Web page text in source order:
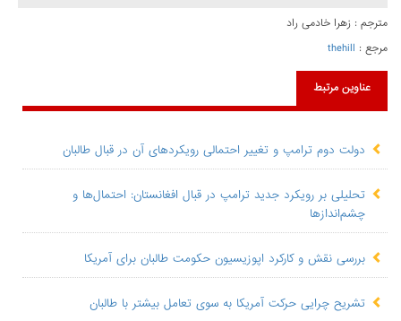
مترجم : زهرا خادمی راد
مرجع : thehill
عناوین مرتبط
دولت دوم ترامپ و تغییر احتمالی رویکردهای آن در قبال طالبان
تحلیلی بر رویکرد جدید ترامپ در قبال افغانستان: احتمال‌ها و
چشم‌اندازها
بررسی نقش و کارکرد اپوزیسیون حکومت طالبان برای آمریکا
تشریح چرایی حرکت آمریکا به سوی تعامل بیشتر با طالبان